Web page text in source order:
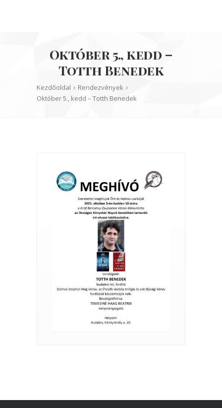
Október 5., kedd –
Totth Benedek
Kezdőoldal
Rendezvények
Október 5., kedd – Totth Benedek